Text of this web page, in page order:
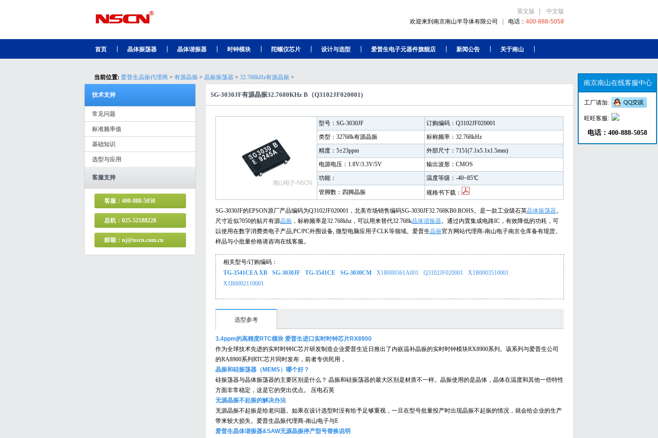
英文版
中文版
欢迎来到南京南山半导体有限公司
电话： 400-888-5058
首页 晶体振荡器 晶体谐振器 时钟模块 陀螺仪芯片 设计与选型 爱普生电子元器件旗舰店 新闻公告 关于南山
当前位置: 爱普生晶振代理商 > 有源晶振 > 晶振振荡器 > 32.768kHz有源晶振 >
技术支持
常见问题
标准频率值
基础知识
选型与应用
客服支持
客服：400-888-5058
总机：025-52188228
邮箱：nj@nscn.com.cn
SG-3030JF有源晶振32.7680KHz B（Q3102JF020001)
型号：SG-3030JF
订购编码：Q3102JF020001
类型：32768k有源晶振
标称频率：32.768kHz
精度：5±23ppm
外部尺寸：7151(7.1x5.1x1.5mm)
电源电压：1.8V/3.3V/5V
输出波形：CMOS
功能：
温度等级：-40~85℃
管脚数：四脚晶振 规格书下载：
SG-3030JF的EPSON原厂产品编码为Q3102JF020001，北美市场销售编码SG-3030JF32.768KB0:ROHS。是一款工业级石英晶体振荡器。
尺寸近似7050的贴片有源晶振 ，标称频率是32.768khz，可以用来替代32.768k晶体谐振器。通过内置集成电路IC，有效降低的功耗，可
以使用在数字消费类电子产品,PC/PC外围设备, 微型电脑应用子CLK等领域。爱普生晶振官方网站代理商-南山电子南京仓库备有现货。
样品与小批量价格请咨询在线客服。
相关型号/订购编码：
TG-3541CEA XB
SG-3030JF TG-3541CE SG-3030CM X1B000361A001 Q3102JF020001
X1B0003510001
X1B0002110001
选型参考
3.4ppm的高精度RTC模块 爱普生进口实时时钟芯片RX8900
作为全球技术先进的实时时钟IC芯片研发制造企业爱普生近日推出了内嵌温补晶振的实时时钟模块RX8900系列。该系列与爱普生公司
的RA8900系列RTC芯片同时发布，前者专供民用，
晶振和硅振荡器（MEMS）哪个好？
硅振荡器与晶体振荡器的主要区别是什么？ 晶振和硅振荡器的最大区别是材质不一样。晶振使用的是晶体，晶体在温度和其他一些特性
方面非常稳定，这是它的突出优点。 压电石英
无源晶振不起振的解决办法
无源晶振不起振是给老问题。如果在设计选型时没有给予足够重视，一旦在型号批量投产时出现晶振不起振的情况，就会给企业的生产
带来较大损失。爱普生晶振代理商-南山电子与E
爱普生晶体谐振器&SAW无源晶振停产型号替换说明
南京南山在线客服中心
工厂请加:
旺旺客服:
电话：400-888-5058